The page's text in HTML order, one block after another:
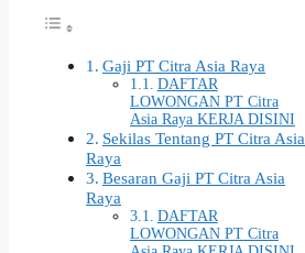
Gaji PT Citra Asia Raya
DAFTAR
LOWONGAN PT Citra
Asia Raya KERJA DISINI
Sekilas Tentang PT Citra Asia
Raya
Besaran Gaji PT Citra Asia
Raya
DAFTAR
LOWONGAN PT Citra